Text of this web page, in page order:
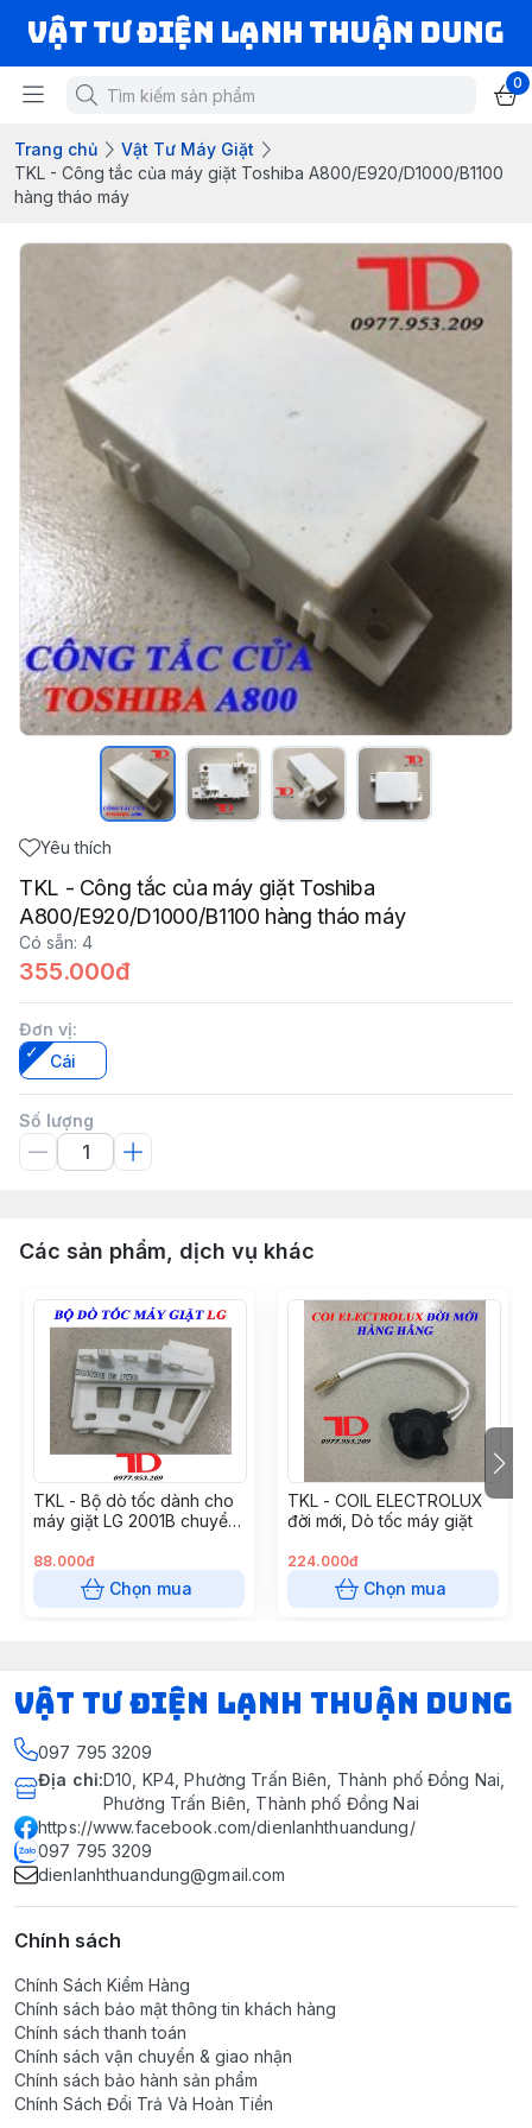
VẬT TƯ ĐIỆN LẠNH THUẬN DUNG
0
Trang chủ
Vật Tư Máy Giặt
TKL - Công tắc của máy giặt Toshiba A800/E920/D1000/B1100
hàng tháo máy
Yêu thích
TKL - Công tắc của máy giặt Toshiba
A800/E920/D1000/B1100 hàng tháo máy
Có sẵn: 4
355.000đ
Đơn vị:
Cái
Số lượng
Các sản phẩm, dịch vụ khác
TKL - Bộ dò tốc dành cho
máy giặt LG 2001B chuyển
88.000đ
Chọn mua
TKL - COIL ELECTROLUX
đời mới, Dò tốc máy giặt
224.000đ
Chọn mua
VẬT TƯ ĐIỆN LẠNH THUẬN DUNG
097 795 3209
Địa chỉ:D10, KP4, Phường Trấn Biên, Thành phố Đồng Nai,
Phường Trấn Biên, Thành phố Đồng Nai
https://www.facebook.com/dienlanhthuandung/
097 795 3209
dienlanhthuandung@gmail.com
Chính sách
Chính Sách Kiểm Hàng
Chính sách bảo mật thông tin khách hàng
Chính sách thanh toán
Chính sách vận chuyển & giao nhận
Chính sách bảo hành sản phẩm
Chính Sách Đổi Trả Và Hoàn Tiền